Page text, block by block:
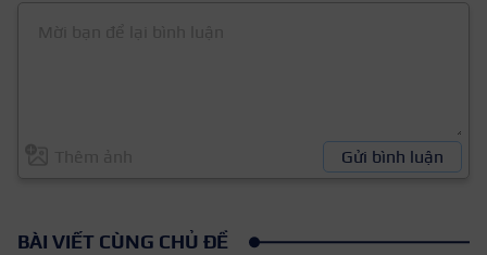
Gửi bình luận
BÀI VIẾT CÙNG CHỦ ĐỀ